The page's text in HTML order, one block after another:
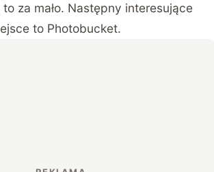
to za mało. Następny interesujące
to Photobucket.